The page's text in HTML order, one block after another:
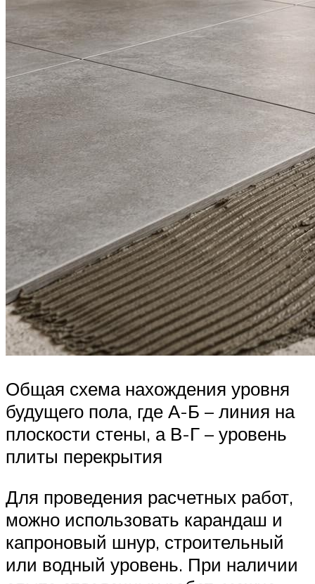
Общая схема нахождения уровня
будущего пола, где А-Б – линия на
плоскости стены, а В-Г – уровень
плиты перекрытия
Для проведения расчетных работ,
можно использовать карандаш и
капроновый шнур, строительный
или водный уровень. При наличии